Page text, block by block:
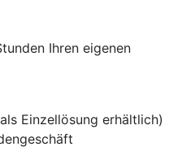
Ihren eigenen
Einzellösung erhältlich)